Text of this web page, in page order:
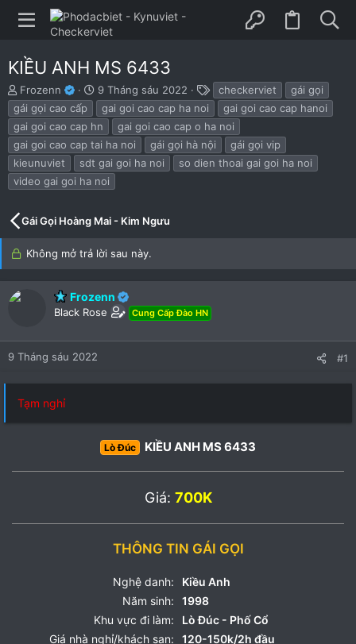
KIỀU ANH MS 6433
B
ắ
t
đ
ầ
u
Frozenn
N
g
à
y
b
ắ
t
đ
u
9 Tháng sáu 2022
h
ẻ
checkerviet
gái gọi
gái gọi cao cấp
gai goi cao cap ha noi
gai goi cao cap hanoi
gai goi cao cap hn
gai goi cao cap o ha noi
gai goi cao cap tai ha noi
gái gọi hà nội
gái gọi vip
kieunuviet
sdt gai goi ha noi
so dien thoai gai goi ha noi
video gai goi ha noi
Gái Gọi Hoàng Mai - Kim Ngưu
Không mở trả lời sau này.
Frozenn
Black Rose Cung Cấp Đào HN
9 Tháng sáu 2022 #1
Tạm nghỉ
Lò Đúc KIỀU ANH MS 6433
Giá: 700K
THÔNG TIN GÁI GỌI
Nghệ danh:
Kiều Anh
Năm sinh:
1998
Khu vực đi làm:
Lò Đúc - Phố Cổ
Giá nhà nghỉ/khách sạn:
120-150k/2h đầu